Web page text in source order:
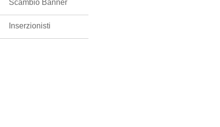
Scambio Banner
Inserzionisti